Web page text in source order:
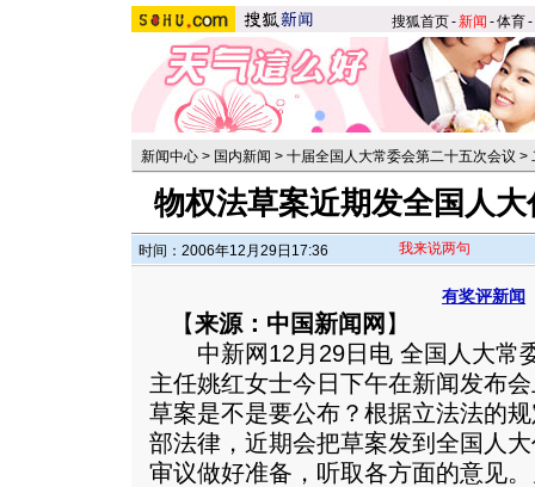
搜狐首页-新闻 -体育-
新闻中心 > 国内新闻 > 十届全国人大常委会第二十五次会议 >
物权法草案近期发全国人
时间：2006年12月29日17:36 我来说两句
有奖评新闻
【来源：中国新闻网 】
中新网12月29日电 全国人大常
主任姚红女士今日下午在新闻发布
草案是不是要公布？根据立法法的
部法律，近期会把草案发到全国人
审议做好准备，听取各方面的意见。